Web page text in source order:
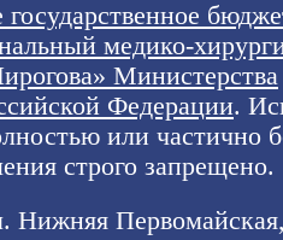
государственное
медико-
Министерства
Федерации.
или частично
строго запрещено.
Нижняя